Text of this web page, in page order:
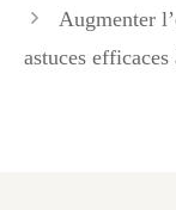
Augmenter
astuces efficaces